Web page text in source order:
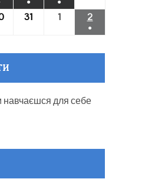
event)
(1
(1
30.01.2025
31 31.01.2025
1 01.02.2025
2
●
event)
навчаєшся для себе